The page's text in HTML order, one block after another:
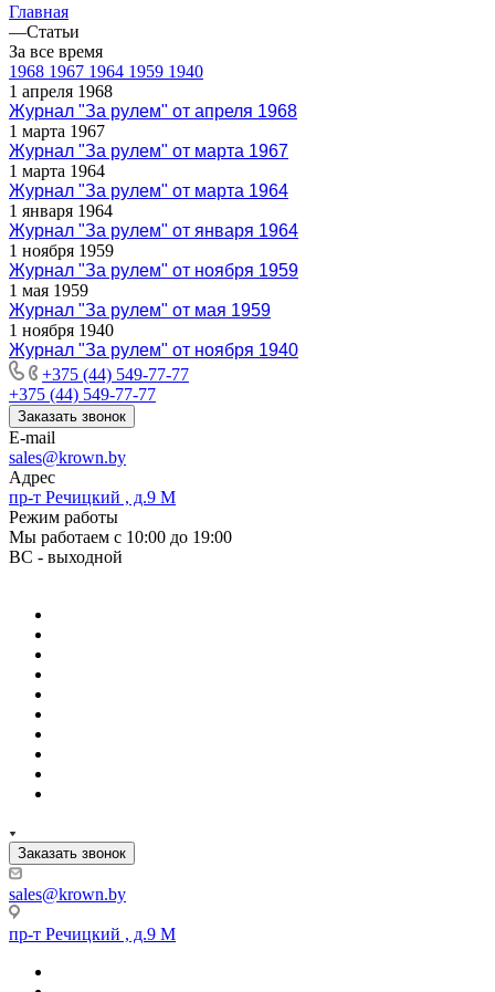
Главная
—Статьи
За все время
1968 1967 1964 1959 1940
1 апреля 1968
Журнал "За рулем" от апреля 1968
1 марта 1967
Журнал "За рулем" от марта 1967
1 марта 1964
Журнал "За рулем" от марта 1964
1 января 1964
Журнал "За рулем" от января 1964
1 ноября 1959
Журнал "За рулем" от ноября 1959
1 мая 1959
Журнал "За рулем" от мая 1959
1 ноября 1940
Журнал "За рулем" от ноября 1940
+375 (44) 549-77-77
+375 (44) 549-77-77
Заказать звонок
E-mail
sales@krown.by
Адрес
пр-т Речицкий , д.9 М
Режим работы
Мы работаем с 10:00 до 19:00
ВС - выходной
Заказать звонок
sales@krown.by
пр-т Речицкий , д.9 М